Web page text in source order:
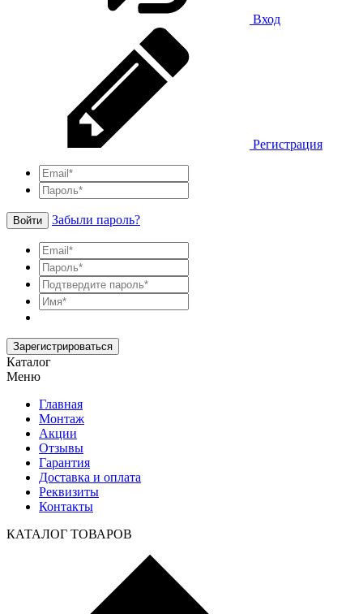
Вход
Регистрация
Войти Забыли пароль?
Зарегистрироваться
Каталог
Меню
Главная
Монтаж
Акции
Отзывы
Гарантия
Доставка и оплата
Реквизиты
Контакты
КАТАЛОГ ТОВАРОВ